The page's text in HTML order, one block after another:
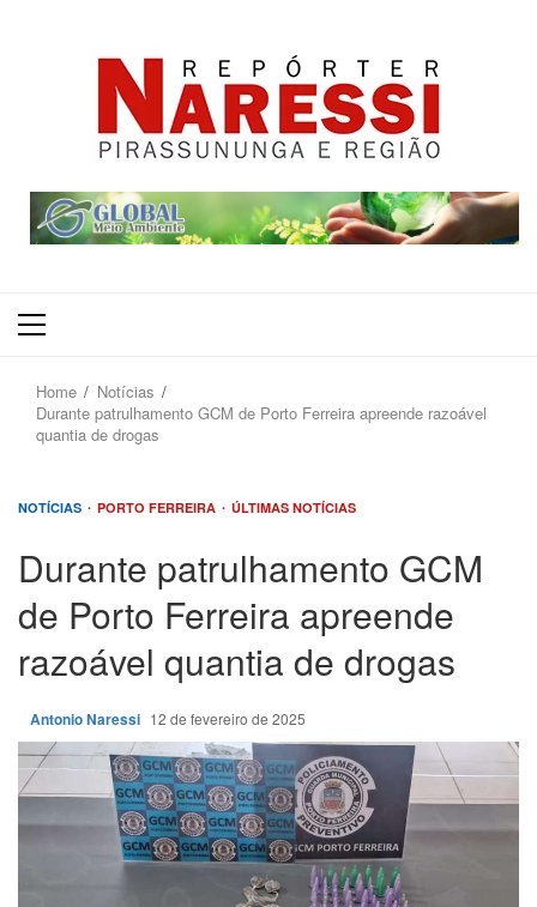
Primary
Home
Notícias
Durante patrulhamento GCM de Porto Ferreira apreende razoável
quantia de drogas
NOTÍCIAS PORTO FERREIRA ÚLTIMAS NOTÍCIAS
Durante patrulhamento GCM
de Porto Ferreira apreende
razoável quantia de drogas
Antonio Naressi 12 de fevereiro de 2025